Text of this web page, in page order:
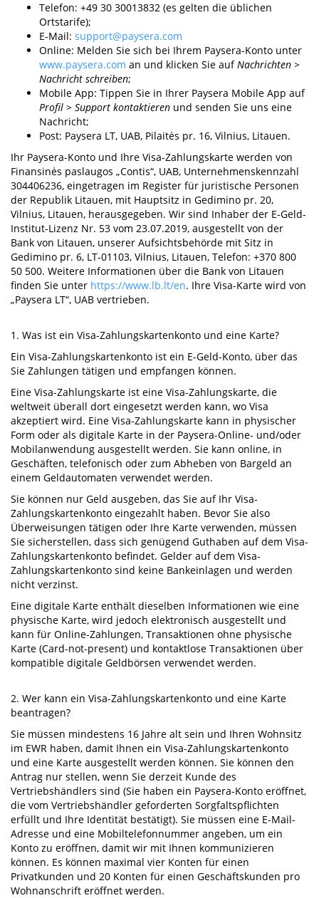
Telefon: +49 30 30013832 (es gelten die üblichen
Ortstarife);
E-Mail: support@paysera.com
Online: Melden Sie sich bei Ihrem Paysera-Konto unter
www.paysera.com an und klicken Sie aufNachrichten >
Nachricht schreiben;
Mobile App: Tippen Sie in Ihrer Paysera Mobile App auf
Profil > Support kontaktieren und senden Sie uns eine
Nachricht;
Post: Paysera LT, UAB, Pilaitės pr. 16, Vilnius, Litauen.
Ihr Paysera-Konto und Ihre Visa-Zahlungskarte werden von
Finansinės paslaugos „Contis“, UAB, Unternehmenskennzahl
304406236, eingetragen im Register für juristische Personen
der Republik Litauen, mit Hauptsitz in Gedimino pr. 20,
Vilnius, Litauen, herausgegeben. Wir sind Inhaber der E-Geld-
Institut-Lizenz Nr. 53 vom 23.07.2019, ausgestellt von der
Bank von Litauen, unserer Aufsichtsbehörde mit Sitz in
Gedimino pr. 6, LT-01103, Vilnius, Litauen, Telefon: +370 800
50 500. Weitere Informationen über die Bank von Litauen
finden Sie unter https://www.lb.lt/en. Ihre Visa-Karte wird von
„Paysera LT“, UAB vertrieben.
1. Was ist ein Visa-Zahlungskartenkonto und eine Karte?
Ein Visa-Zahlungskartenkonto ist ein E-Geld-Konto, über das
Sie Zahlungen tätigen und empfangen können.
Eine Visa-Zahlungskarte ist eine Visa-Zahlungskarte, die
weltweit überall dort eingesetzt werden kann, wo Visa
akzeptiert wird. Eine Visa-Zahlungskarte kann in physischer
Form oder als digitale Karte in der Paysera-Online- und/oder
Mobilanwendung ausgestellt werden. Sie kann online, in
Geschäften, telefonisch oder zum Abheben von Bargeld an
einem Geldautomaten verwendet werden.
Sie können nur Geld ausgeben, das Sie auf Ihr Visa-
Zahlungskartenkonto eingezahlt haben. Bevor Sie also
Überweisungen tätigen oder Ihre Karte verwenden, müssen
Sie sicherstellen, dass sich genügend Guthaben auf dem Visa-
Zahlungskartenkonto befindet. Gelder auf dem Visa-
Zahlungskartenkonto sind keine Bankeinlagen und werden
nicht verzinst.
Eine digitale Karte enthält dieselben Informationen wie eine
physische Karte, wird jedoch elektronisch ausgestellt und
kann für Online-Zahlungen, Transaktionen ohne physische
Karte (Card-not-present) und kontaktlose Transaktionen über
kompatible digitale Geldbörsen verwendet werden.
2. Wer kann ein Visa-Zahlungskartenkonto und eine Karte
beantragen?
Sie müssen mindestens 16 Jahre alt sein und Ihren Wohnsitz
im EWR haben, damit Ihnen ein Visa-Zahlungskartenkonto
und eine Karte ausgestellt werden können. Sie können den
Antrag nur stellen, wenn Sie derzeit Kunde des
Vertriebshändlers sind (Sie haben ein Paysera-Konto eröffnet,
die vom Vertriebshändler geforderten Sorgfaltspflichten
erfüllt und Ihre Identität bestätigt). Sie müssen eine E-Mail-
Adresse und eine Mobiltelefonnummer angeben, um ein
Konto zu eröffnen, damit wir mit Ihnen kommunizieren
können. Es können maximal vier Konten für einen
Privatkunden und 20 Konten für einen Geschäftskunden pro
Wohnanschrift eröffnet werden.